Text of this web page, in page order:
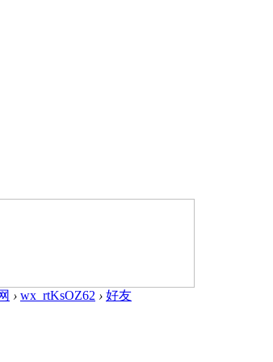
› wx_rtKsOZ62 › 好友